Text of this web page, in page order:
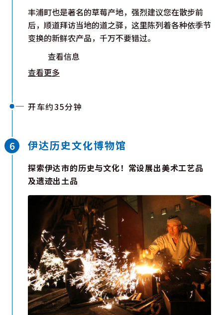
丰浦町也是著名的草莓产地，强烈建议您在散步前
后，顺道拜访当地的道之驿，这里陈列着各种依季节
变换的新鲜农产品，千万不要错过。
查看信息
查看更多
开车约35分钟
伊达历史文化博物馆
探索伊达市的历史与文化！常设展出美术工艺品
及遗迹出土品